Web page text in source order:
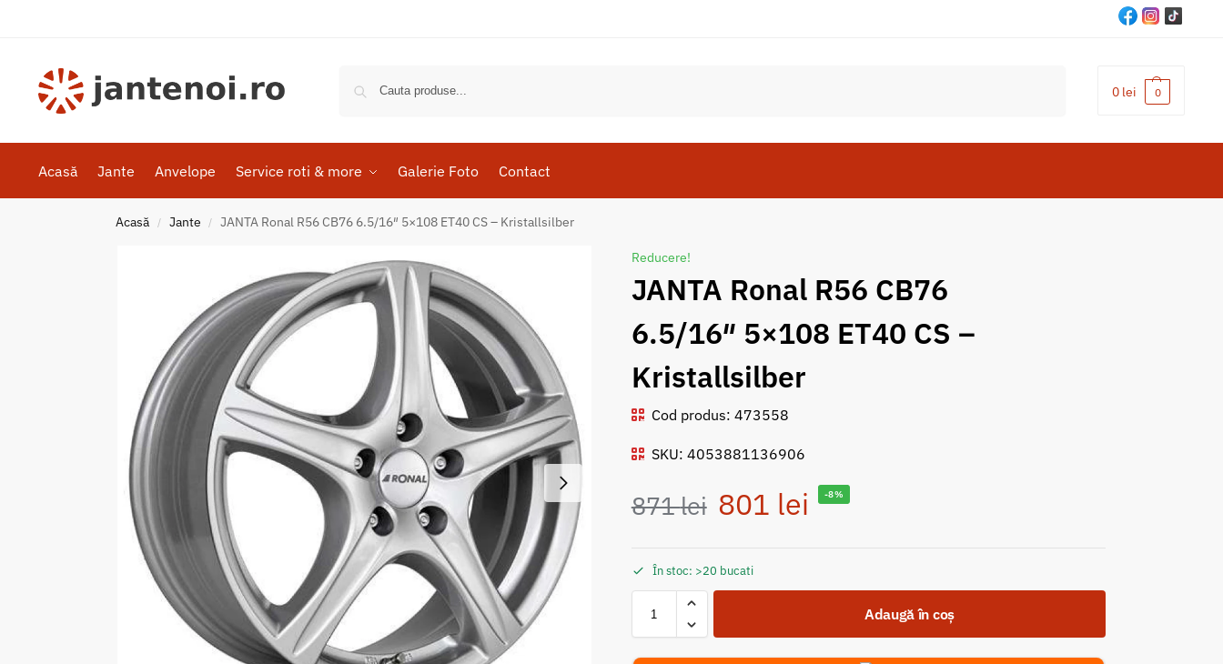
0 lei 0
Acasă Jante Anvelope Service roti & more Galerie Foto Contact
Acasă / Jante / JANTA Ronal R56 CB76 6.5/16″ 5×108 ET40 CS – Kristallsilber
Reducere!
JANTA Ronal R56 CB76
6.5/16″ 5×108 ET40 CS –
Kristallsilber
Cod produs: 473558
SKU: 4053881136906
871lei 801 lei -8%
În stoc: >20 bucati
Adaugă în coș